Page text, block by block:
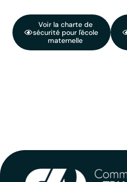
Voir la charte de
sécurité pour l'école
maternelle